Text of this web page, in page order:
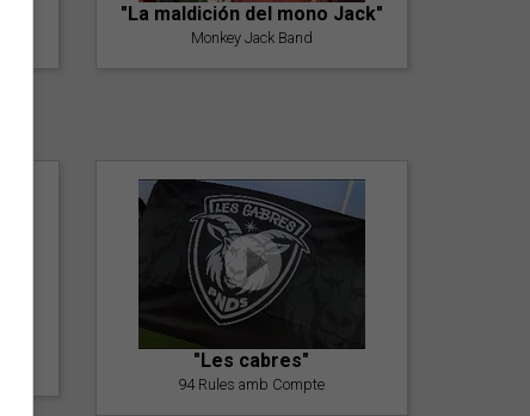
"La maldición del mono Jack"
Monkey Jack Band
"Les cabres"
94 Rules amb Compte